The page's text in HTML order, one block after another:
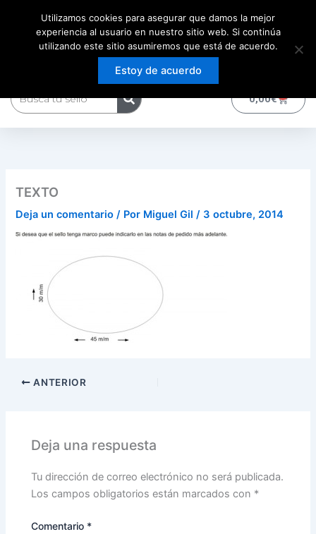
contenido
0,00€Carrito
TEXTO
Deja un comentario / Por Miguel Gil / 3 octubre, 2014
ANTERIOR
Deja una respuesta
Tu dirección de correo electrónico no será publicada.
Los campos obligatorios están marcados con *
Comentario *
Utilizamos cookies para asegurar que damos la mejor
experiencia al usuario en nuestro sitio web. Si continúa
utilizando este sitio asumiremos que está de acuerdo.
Estoy de acuerdo